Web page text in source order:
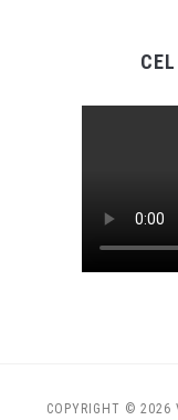
COPYRIGHT © 2026